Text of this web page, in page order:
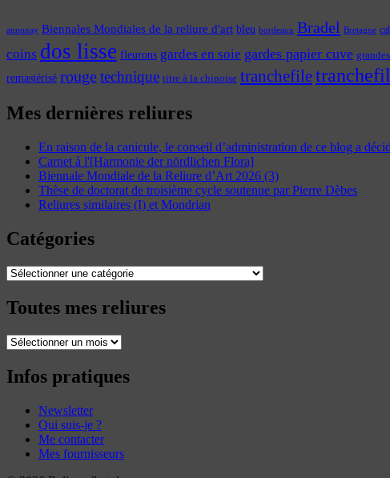
annonay Biennales Mondiales de la reliure d'art bleu bordeaux Bradel Bretagne
coins dos lisse fleurons gardes en soie gardes papier cuve
remastérisé rougetechnique titre à la chinoise tranchefile
Mes dernières reliures
En raison de la canicule, le conseil d’administration de ce blog a
Carnet à l'[Harmonie der nördlichen Flora]
Biennale Mondiale de la Reliure d’Art 2026 (3)
Thèse de doctorat de troisième cycle soutenue par Pierre Dèbes
Reliures similaires (I) et Mondrian
Catégories
Catégories
Toutes mes reliures
Toutes
reliures
Infos pratiques
Newsletter
Qui suis-je ?
Me contacter
Mes fournisseurs